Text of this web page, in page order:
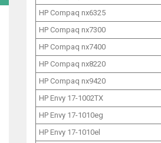
HP Compaq nx6325
HP Compaq nx7300
HP Compaq nx7400
HP Compaq nx8220
HP Compaq nx9420
HP Envy 17-1002TX
HP Envy 17-1010eg
HP Envy 17-1010el